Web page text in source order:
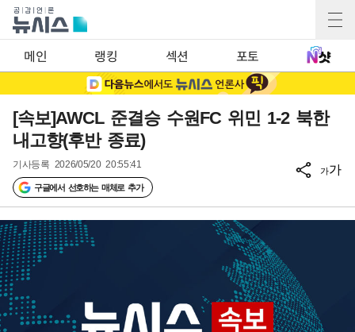
메인 랭킹 섹션 포토
[속보]AWCL 준결승 수원FC 위민 1-2 북한
내고향(후반 종료)
기사등록 2026/05/20 20:55:41
구글에서 선호하는 매체로 추가
가가